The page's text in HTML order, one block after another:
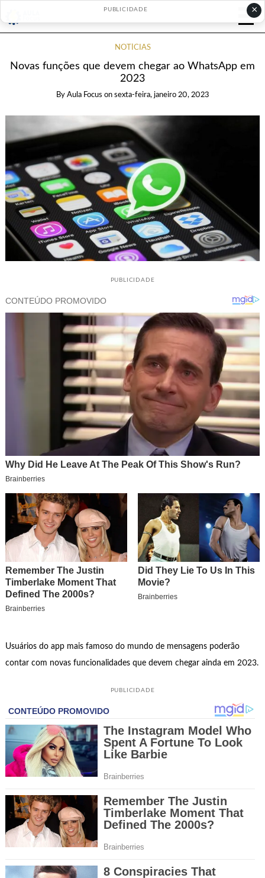
NOTÍCIAS
Novas funções que devem chegar ao WhatsApp em
2023
By Aula Focus on sexta-feira, janeiro 20, 2023
PUBLICIDADE
Usuários do app mais famoso do mundo de mensagens poderão
contar com novas funcionalidades que devem chegar ainda em 2023.
PUBLICIDADE
×
PUBLICIDADE